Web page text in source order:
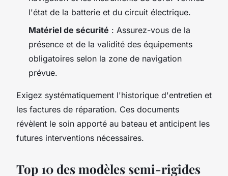
l'état de la batterie et du circuit électrique.
Matériel de sécurité : Assurez-vous de la
présence et de la validité des équipements
obligatoires selon la zone de navigation
prévue.
Exigez systématiquement l'historique d'entretien et
les factures de réparation. Ces documents
révèlent le soin apporté au bateau et anticipent les
futures interventions nécessaires.
Top 10 des modèles semi-rigides